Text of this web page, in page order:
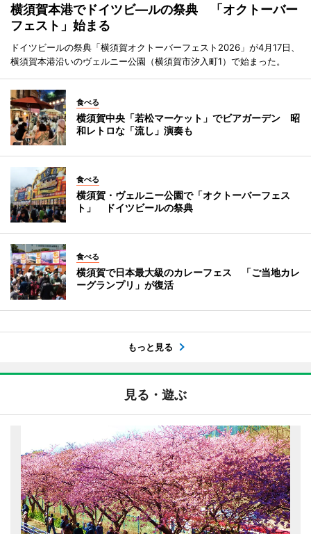
横須賀本港でドイツビ―ルの祭典 「オクトーバー
フェスト」始まる
ドイツビールの祭典「横須賀オクトーバーフェスト2026」が4月17日、
横須賀本港沿いのヴェルニー公園（横須賀市汐入町1）で始まった。
食べる
横須賀中央「若松マーケット」でビアガーデン 昭
和レトロな「流し」演奏も
食べる
横須賀・ヴェルニー公園で「オクトーバーフェス
ト」 ドイツビールの祭典
食べる
横須賀で日本最大級のカレーフェス 「ご当地カレ
ーグランプリ」が復活
もっと見る
見る・遊ぶ